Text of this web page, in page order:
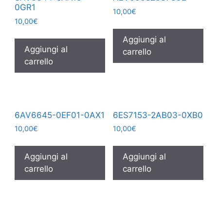
0GR1
10,00€
Aggiungi al
carrello
10,00€
Aggiungi al
carrello
6AV6645-0EF01-0AX1
10,00€
Aggiungi al
carrello
6ES7153-2AB03-0XB0
10,00€
Aggiungi al
carrello